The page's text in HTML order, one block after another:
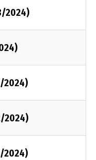
2024)
2024)
2024)
2024)